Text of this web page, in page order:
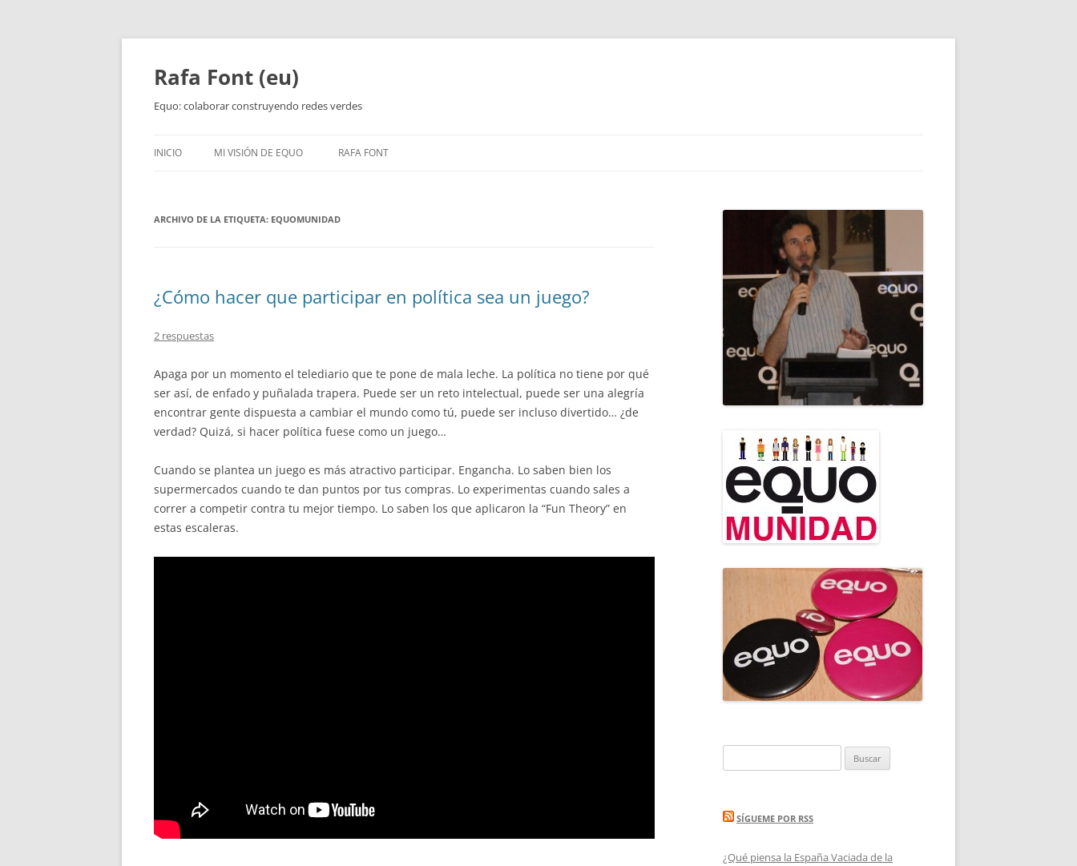
Rafa Font (eu)
Equo: colaborar construyendo redes verdes
INICIO MI VISIÓN DE EQUO RAFA FONT
ARCHIVO DE LA ETIQUETA: EQUOMUNIDAD
¿Cómo hacer que participar en política sea un juego?
2 respuestas
Apaga por un momento el telediario que te pone de mala leche. La política no tiene por qué
ser así, de enfado y puñalada trapera. Puede ser un reto intelectual, puede ser una alegría
encontrar gente dispuesta a cambiar el mundo como tú, puede ser incluso divertido… ¿de
verdad? Quizá, si hacer política fuese como un juego…
Cuando se plantea un juego es más atractivo participar. Engancha. Lo saben bien los
supermercados cuando te dan puntos por tus compras. Lo experimentas cuando sales a
correr a competir contra tu mejor tiempo. Lo saben los que aplicaron la “Fun Theory” en
estas escaleras.
SÍGUEME POR RSS
¿Qué piensa la España Vaciada de la